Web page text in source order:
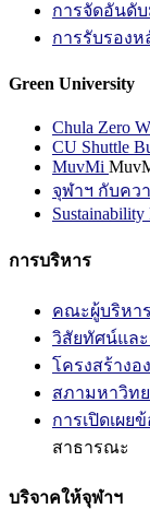
การจัดอันดั
การรับรองห
Green University
Chula Zero
CU Shuttle
MuvMi
จุฬาฯ กับคว
Sustainability
การบริหาร
คณะผู้บริหาร
วิสัยทัศน์แล
โครงสร้างอ
สภามหาวิท
การเปิดเผย
สาธารณะ
บริจาคให้จุฬาฯ